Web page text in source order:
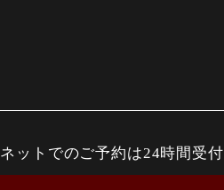
ネットでのご予約は24時間受付